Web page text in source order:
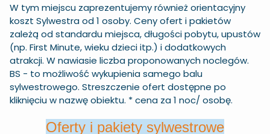
W tym miejscu zaprezentujemy również orientacyjny
koszt Sylwestra od 1 osoby. Ceny ofert i pakietów
zależą od standardu miejsca, długości pobytu, upustów
(np. First Minute, wieku dzieci itp.) i dodatkowych
atrakcji. W nawiasie liczba proponowanych noclegów.
BS - to możliwość wykupienia samego balu
sylwestrowego. Streszczenie ofert dostępne po
kliknięciu w nazwę obiektu. * cena za 1 noc/ osobę.
Oferty i pakiety sylwestrowe